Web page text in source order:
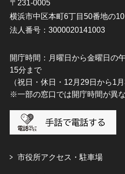
〒231-0005
横浜市中区本町6丁目50番地の10
法人番号：3000020141003
開庁時間：月曜日から金曜日の
15分まで
（祝日・休日・12月29日から1月
※一部の窓口では開庁時間が異
市役所アクセス・駐車場